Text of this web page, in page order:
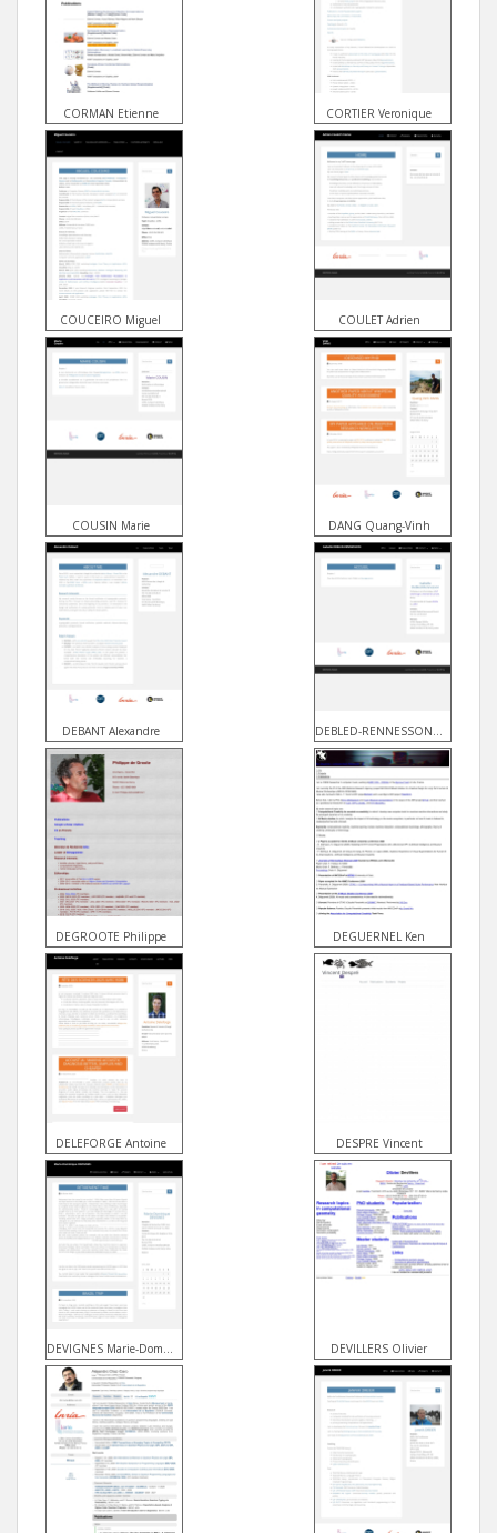
CORMAN Etienne CORTIER Veronique
COUCEIRO Miguel COULET Adrien
COUSIN Marie DANG Quang-Vinh
DEBANT Alexandre DEBLED-RENNESSON Isabelle
DEGROOTE Philippe DEGUERNEL Ken
DELEFORGE Antoine DESPRE Vincent
DEVIGNES Marie-Dominique DEVILLERS Olivier